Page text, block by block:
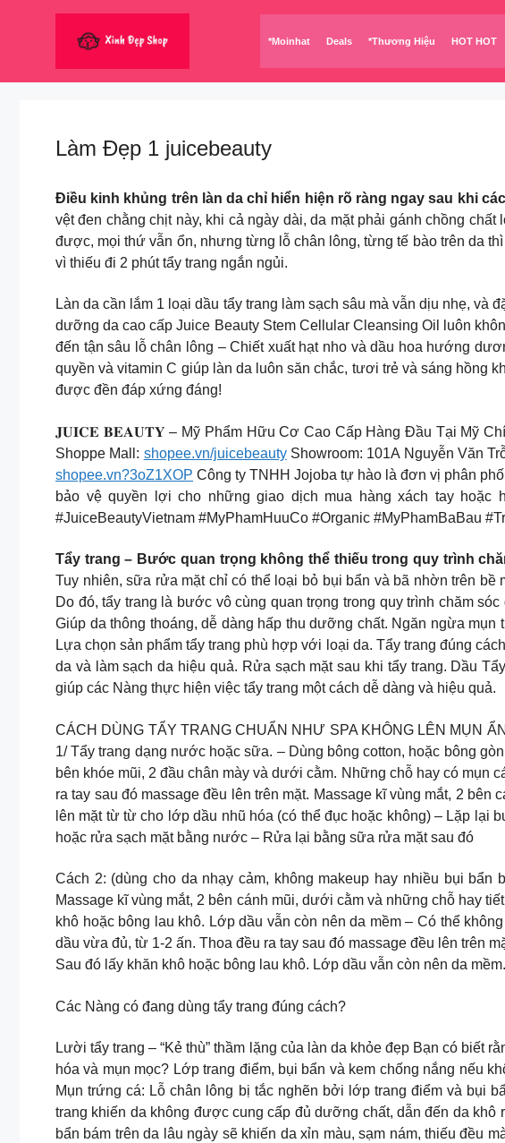
*Moinhat Deals *Thương Hiệu HOT HOT
Làm Đẹp 1 juicebeauty
Điều kinh khủng trên làn da chỉ hiển hiện rõ ràng ngay sau khi
vệt đen chằng chịt này, khi cả ngày dài, da mặt phải gánh chồng
được, mọi thứ vẫn ổn, nhưng từng lỗ chân lông, từng tế bào trên da
vì thiếu đi 2 phút tẩy trang ngắn ngủi.
Làn da cần lắm 1 loại dầu tẩy trang làm sạch sâu mà vẫn dịu nhẹ, và
dưỡng da cao cấp Juice Beauty Stem Cellular Cleansing Oil luôn
đến tận sâu lỗ chân lông – Chiết xuất hạt nho và dầu hoa hướng
quyền và vitamin C giúp làn da luôn săn chắc, tươi trẻ và sáng hồng
được đền đáp xứng đáng!
𝐉𝐔𝐈𝐂𝐄 𝐁𝐄𝐀𝐔𝐓𝐘 – Mỹ Phẩm Hữu Cơ Cao Cấp Hàng Đầu Tại Mỹ
Shoppe Mall: shopee.vn/juicebeautyShowroom: 101A Nguyễn Văn
shopee.vn?3oZ1XOP Công ty TNHH Jojoba tự hào là đơn vị phân
bảo vệ quyền lợi cho những giao dịch mua hàng xách tay hoặc
#JuiceBeautyVietnam #MyPhamHuuCo #Organic #MyPhamBaBau
Tẩy trang – Bước quan trọng không thể thiếu trong quy trình
Tuy nhiên, sữa rửa mặt chỉ có thể loại bỏ bụi bẩn và bã nhờn trên
Do đó, tẩy trang là bước vô cùng quan trọng trong quy trình chăm
Giúp da thông thoáng, dễ dàng hấp thu dưỡng chất. Ngăn ngừa
Lựa chọn sản phẩm tẩy trang phù hợp với loại da. Tẩy trang đúng
da và làm sạch da hiệu quả. Rửa sạch mặt sau khi tẩy trang. Dầu
giúp các Nàng thực hiện việc tẩy trang một cách dễ dàng và hiệu quả.
CÁCH DÙNG TẨY TRANG CHUẨN NHƯ SPA KHÔNG LÊN MỤN
1/ Tẩy trang dạng nước hoặc sữa. – Dùng bông cotton, hoặc bông
bên khóe mũi, 2 đầu chân mày và dưới cằm. Những chỗ hay có mụn
ra tay sau đó massage đều lên trên mặt. Massage kĩ vùng mắt, 2
lên mặt từ từ cho lớp dầu nhũ hóa (có thể đục hoặc không) – Lặp lại
hoặc rửa sạch mặt bằng nước – Rửa lại bằng sữa rửa mặt sau đó
Cách 2: (dùng cho da nhạy cảm, không makeup hay nhiều bụi
Massage kĩ vùng mắt, 2 bên cánh mũi, dưới cằm và những chỗ hay
khô hoặc bông lau khô. Lớp dầu vẫn còn nên da mềm – Có thể
dầu vừa đủ, từ 1-2 ấn. Thoa đều ra tay sau đó massage đều lên trên
Sau đó lấy khăn khô hoặc bông lau khô. Lớp dầu vẫn còn nên da mềm.
Các Nàng có đang dùng tẩy trang đúng cách?
Lười tẩy trang – “Kẻ thù” thầm lặng của làn da khỏe đẹp Bạn có biết
hóa và mụn mọc? Lớp trang điểm, bụi bẩn và kem chống nắng nếu
Mụn trứng cá: Lỗ chân lông bị tắc nghẽn bởi lớp trang điểm và bụi
trang khiến da không được cung cấp đủ dưỡng chất, dẫn đến da
bẩn bám trên da lâu ngày sẽ khiến da xỉn màu, sạm nám, thiếu đều